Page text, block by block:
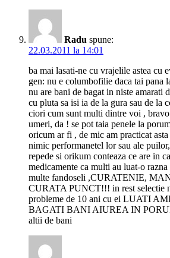
Radu spune:
22.03.2011 la 14:01
ba mai lasati-ne cu vrajelile astea cu
gen: nu e columbofilie daca tai pana
nu are bani de bagat in niste amarati
cu pluta sa isi ia de la gura sau de la
ciori cum sunt multi dintre voi ,
umeri, da ! se pot taia penele la
oricum ar fi , de mic am practicat
nimic performanetel lor sau ale
repede si orikum conteaza ce are in
medicamente ca multi au luat-o
multe fandoseli ,CURATENIE,
CURATA PUNCT!!! in rest selectie
probleme de 10 ani cu ei LUATI
BAGATI BANI AIUREA IN
altii de bani